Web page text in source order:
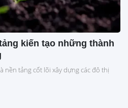
kiến tạo những thành
nền tảng cốt lõi xây dựng các đô thị